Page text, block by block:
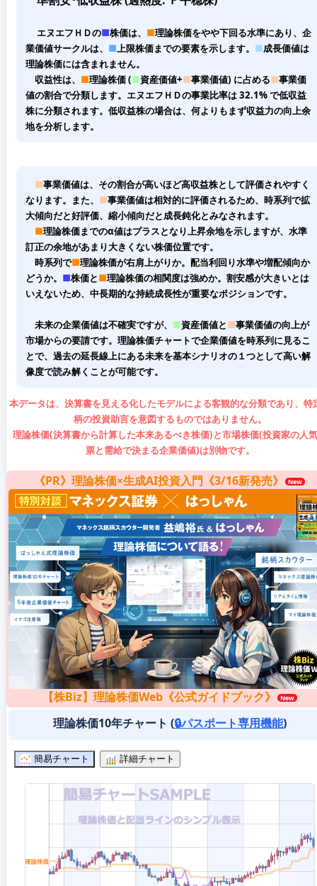
エヌエフＨＤの■株価は、 ■理論株価をやや下回る水準にあり、企
業価値サークルは、 ■上限株価までの要素を示します。 ■成長価値は
理論株価には含まれません。
収益性は、 ■理論株価 (■資産価値+■事業価値) に占める■事業価
値の割合で分類します。エヌエフＨＤの事業比率は 32.1% で低収益
株に分類されます。低収益株の場合は、何よりもまず収益力の向上余
地を分析します。
■事業価値は、その割合が高いほど高収益株として評価されやすく
なります。また、 ■事業価値は相対的に評価されるため、時系列で拡
大傾向だと好評価、縮小傾向だと成長鈍化とみなされます。
■理論株価までのα値はプラスとなり上昇余地を示しますが、水準
訂正の余地があまり大きくない株価位置です。
時系列で■理論株価が右肩上がりか。配当利回り水準や増配傾向か
どうか。 ■株価と■理論株価の相関度は強めか。割安感が大きいとは
いえないため、中長期的な持続成長性が重要なポジションです。
未来の企業価値は不確実ですが、 ■資産価値と■事業価値の向上が
市場からの要請です。理論株価チャートで企業価値を時系列に見るこ
とで、過去の延長線上にある未来を基本シナリオの１つとして高い解
像度で読み解くことが可能です。
本データは、決算書を見える化したモデルによる客観的な分類であり、特
柄の投資助言を意図するものではありません。
理論株価(決算書から計算した本来あるべき株価)と市場株価(投資家の人
票と需給で決まる企業価値)は別物です。
《PR》理論株価×生成AI投資入門《3/16新発売》
【株Biz】理論株価Web《公式ガイドブック》
理論株価10年チャート (🔒パスポート専用機能)
簡易チャート 詳細チャート